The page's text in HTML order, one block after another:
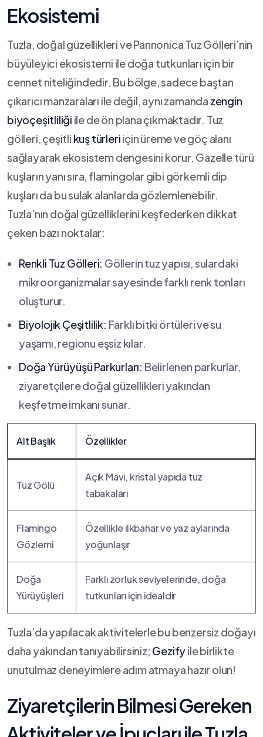
Ekosistemi
Tuzla, doğal güzellikleri ve Pannonica Tuz Gölleri’nin
büyüleyici ekosistemi ile doğa tutkunları için bir
cennet niteliğindedir. Bu bölge, sadece baştan
çıkarıcı manzaraları ile⁣ değil, aynı zamanda zengin⁣
biyoçeşitliliği ⁣ile de ön plana çıkmaktadır. Tuz
gölleri,​ çeşitli kuş türleriiçin üreme ve göç alanı
sağlayarak ekosistem dengesini korur. Gazelle‍ türü
kuşların yanı sıra, flamingolar ‍gibi görkemli dip
kuşları da bu sulak alanlarda gözlemlenebilir.
Tuzla’nın doğal güzelliklerini keşfederken dikkat
çeken bazı noktalar:
Renkli Tuz Gölleri: Göllerin tuz​ yapısı, sulardaki
mikroorganizmalar sayesinde farklı renk⁣ tonları⁤
oluşturur.
Biyolojik Çeşitlilik: Farklı bitki örtüleri ve⁣ su
yaşamı, regionu eşsiz kılar.
Doğa Yürüyüşü Parkurları: Belirlenen parkurlar,
ziyaretçilere doğal güzellikleri yakından
keşfetme imkanı sunar.
Alt ​Başlık Özellikler
Tuz ⁤Gölü
Açık Mavi, kristal yapıda tuz‍
tabakaları
Flamingo
Gözlemi
Özellikle ilkbahar ve yaz aylarında
yoğunlaşır
Doğa
Yürüyüşleri
Farklı zorluk seviyelerinde, doğa
tutkunları için idealdir
Tuzla’da yapılacak aktivitelerle bu benzersiz ⁣doğayı​
daha yakından ⁤tanıyabilirsiniz; Gezify‍ile⁤ birlikte
unutulmaz deneyimlere adım atmaya hazır olun!
Ziyaretçilerin⁤ Bilmesi ⁣Gereken